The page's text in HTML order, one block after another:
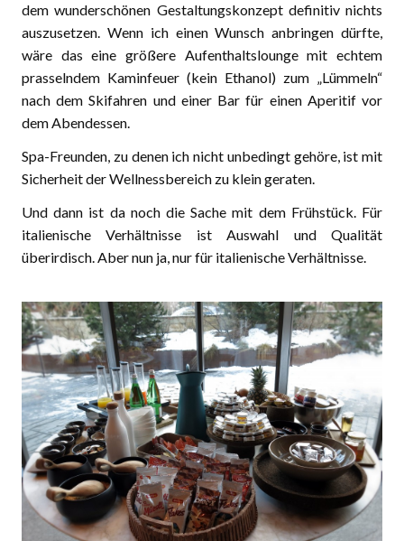
dem wunderschönen Gestaltungskonzept definitiv nichts
auszusetzen. Wenn ich einen Wunsch anbringen dürfte,
wäre das eine größere Aufenthaltslounge mit echtem
prasselndem Kaminfeuer (kein Ethanol) zum „Lümmeln“
nach dem Skifahren und einer Bar für einen Aperitif vor
dem Abendessen.
Spa-Freunden, zu denen ich nicht unbedingt gehöre, ist mit
Sicherheit der Wellnessbereich zu klein geraten.
Und dann ist da noch die Sache mit dem Frühstück. Für
italienische Verhältnisse ist Auswahl und Qualität
überirdisch. Aber nun ja, nur für italienische Verhältnisse.